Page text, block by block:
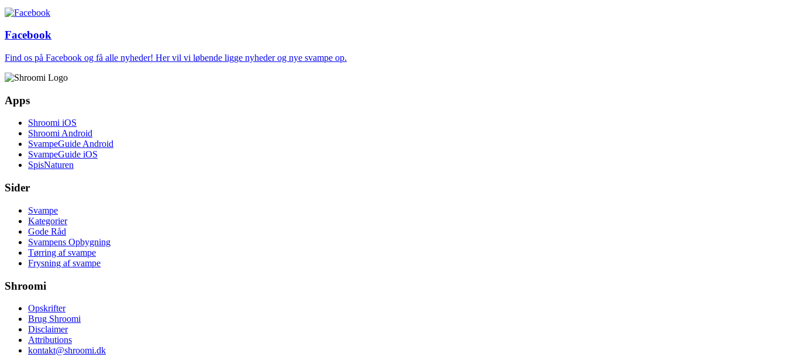
Facebook
Find os på Facebook og få alle nyheder! Her vil vi løbende ligge nyheder og nye svampe op.
Apps
Shroomi iOS
Shroomi Android
SvampeGuide Android
SvampeGuide iOS
SpisNaturen
Sider
Svampe
Kategorier
Gode Råd
Svampens Opbygning
Tørring af svampe
Frysning af svampe
Shroomi
Opskrifter
Brug Shroomi
Disclaimer
Attributions
kontakt@shroomi.dk